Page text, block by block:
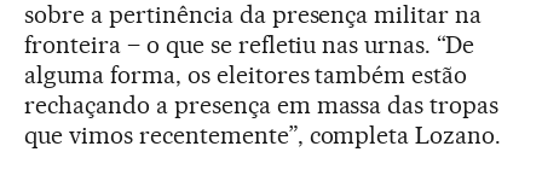
sobre a pertinência da presença militar na
fronteira – o que se refletiu nas urnas. “De
alguma forma, os eleitores também estão
rechaçando a presença em massa das tropas
que vimos recentemente”, completa Lozano.